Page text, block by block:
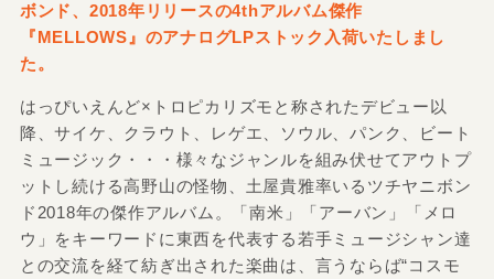
ボンド、2018年リリースの4thアルバム傑作
『MELLOWS』のアナログLPストック入荷いたしまし
た。
はっぴいえんど×トロピカリズモと称されたデビュー以
降、サイケ、クラウト、レゲエ、ソウル、パンク、ビート
ミュージック・・・様々なジャンルを組み伏せてアウトプ
ットし続ける高野山の怪物、土屋貴雅率いるツチヤニボン
ド2018年の傑作アルバム。「南米」「アーバン」「メロ
ウ」をキーワードに東西を代表する若手ミュージシャン達
との交流を経て紡ぎ出された楽曲は、言うならば“コスモ